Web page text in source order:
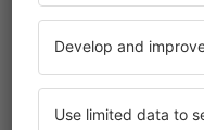
Přečtěte si
Garance
MultiLine
Letový radar